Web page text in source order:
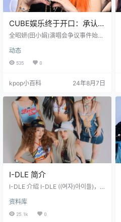
CUBE娱乐终于开口：承认全
昭妍11月合约到期，续约谈
全昭妍(田小娟)演唱会争议事件始末
会上的一段即兴改编歌词引发热
议。她在台上唱道：“11月合约到
点。 这段表演恰逢(G)I-DLE与CUB
对团队是否会续约失败的猜测。 全
昭妍亲自回应争议 面对纷纷扰扰的
议论，全昭妍本人站出来澄清：“我
既没有说谎…
动态
535 0
kpop小百科 24年8月7日
I-DLE 简介
I-DLE 介绍 I-DLE ((여자)아이들)，
UBE娱乐公司的5人女子组合[1]。成
员包括：田小娟、赵美延、Minni
资料库
25.1k 0